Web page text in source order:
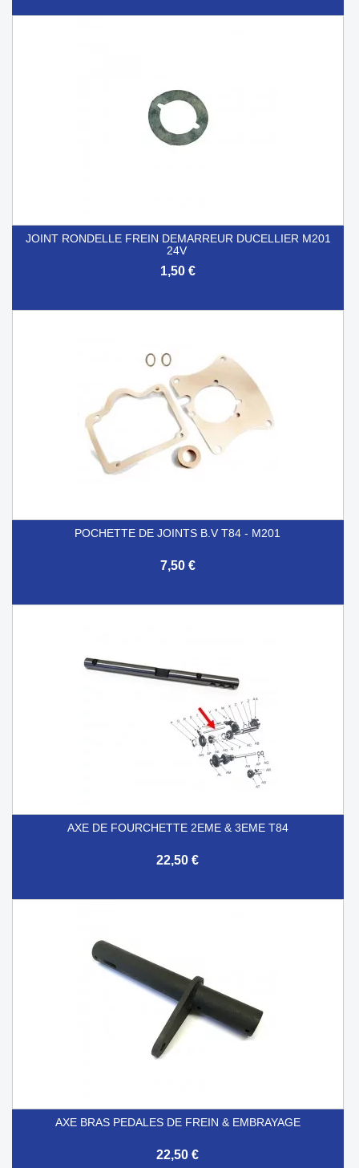
JOINT RONDELLE FREIN DEMARREUR DUCELLIER M201
24V
1,50 €
POCHETTE DE JOINTS B.V T84 - M201
7,50 €
AXE DE FOURCHETTE 2EME & 3EME T84
22,50 €
AXE BRAS PEDALES DE FREIN & EMBRAYAGE
22,50 €